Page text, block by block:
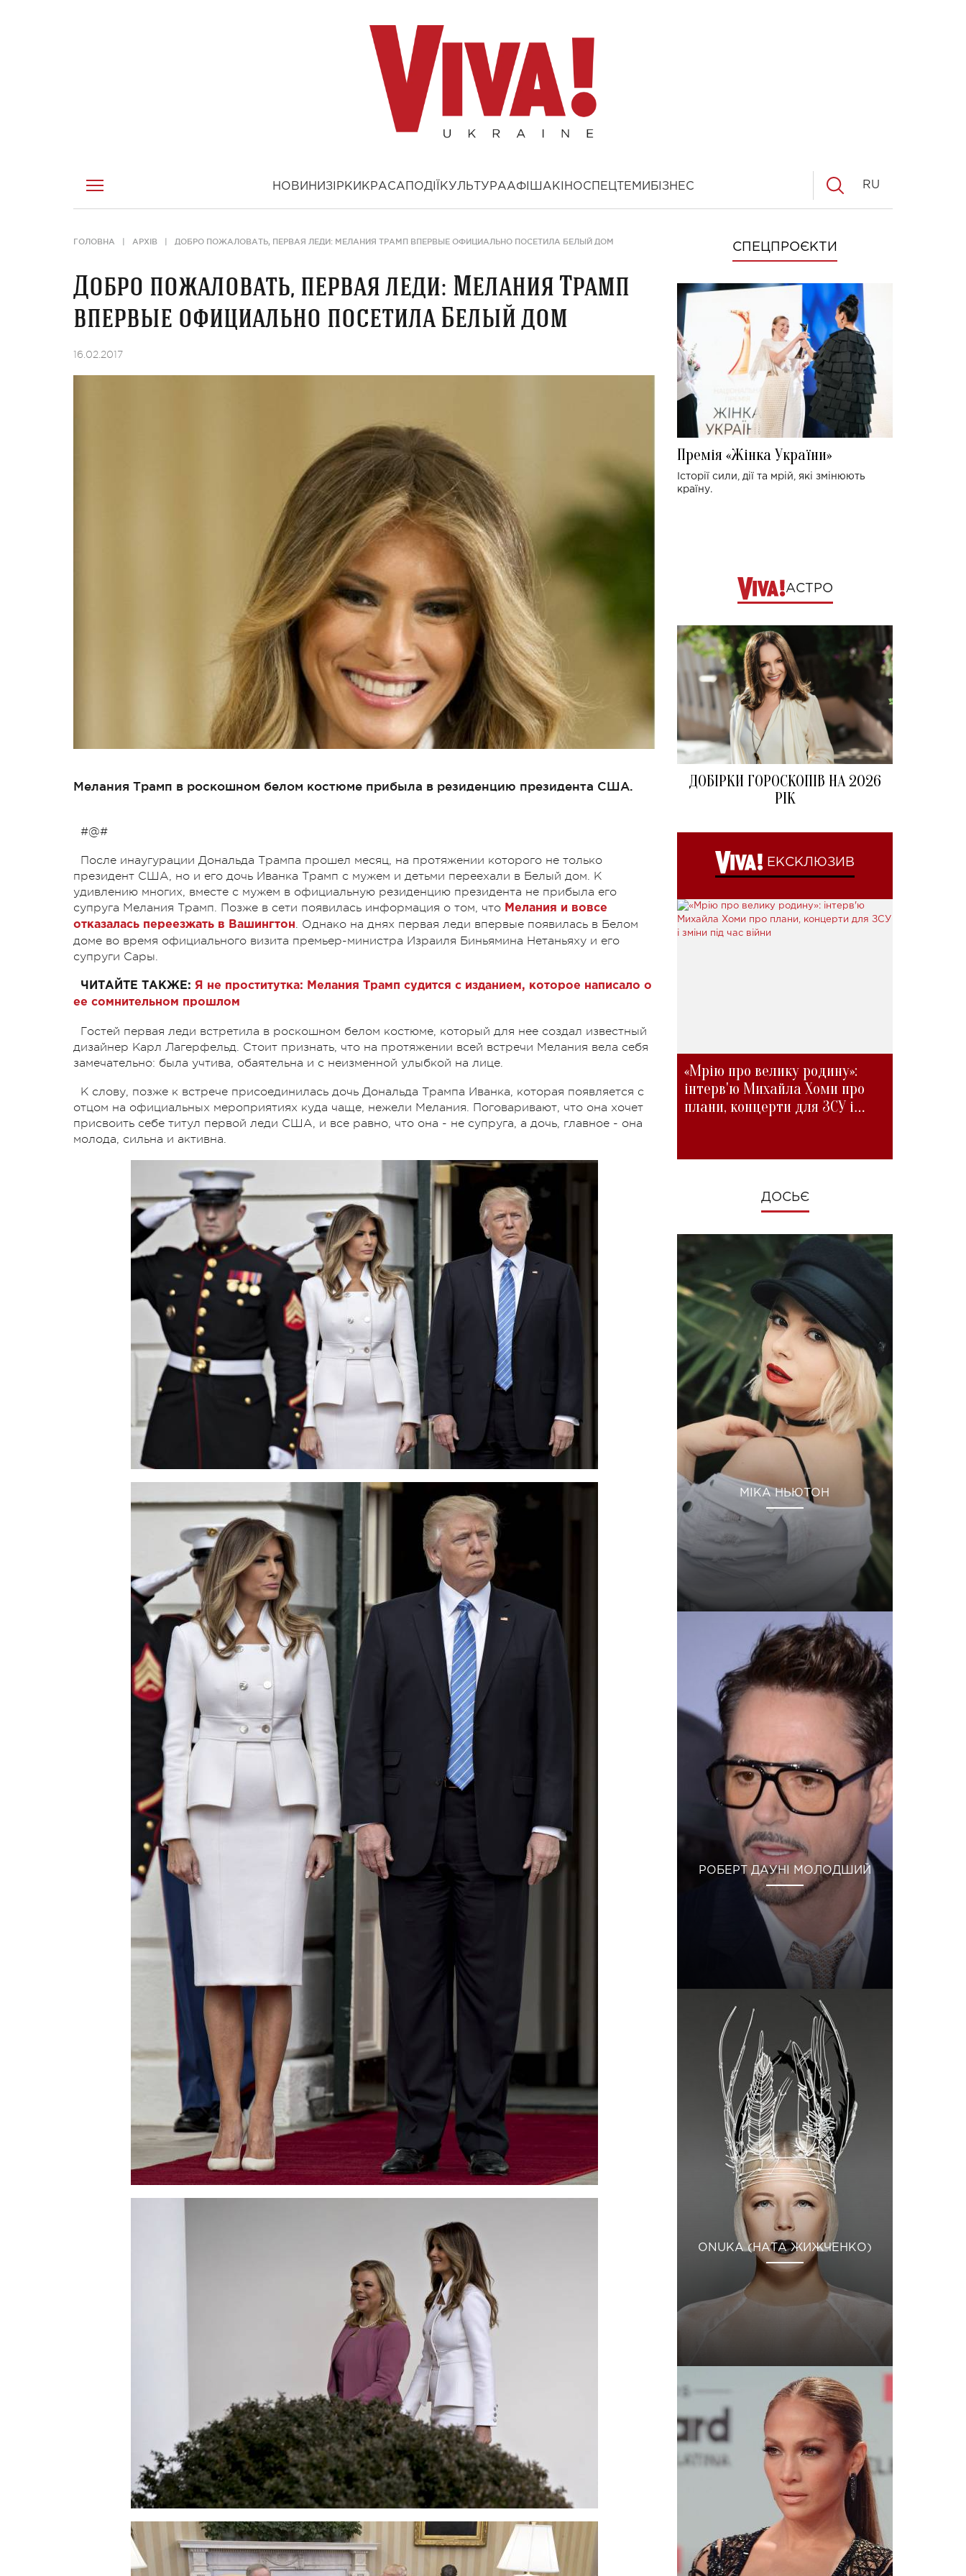
НОВИНИ ЗІРКИ КРАСА ПОДІЇ КУЛЬТУРААФІША КІНОСПЕЦТЕМИ БІЗНЕС RU
ГОЛОВНА АРХІВ ДОБРО ПОЖАЛОВАТЬ, ПЕРВАЯ ЛЕДИ: МЕЛАНИЯ ТРАМП ВПЕРВЫЕ ОФИЦИАЛЬНО ПОСЕТИЛА БЕЛЫЙ ДОМ
Добро пожаловать, первая леди: Мелания Трамп
впервые официально посетила Белый дом
16.02.2017
Мелания Трамп в роскошном белом костюме прибыла в резиденцию президента США.
#@#
После инаугурации Дональда Трампа прошел месяц, на протяжении которого не только
президент США, но и его дочь Иванка Трамп с мужем и детьми переехали в Белый дом. К
удивлению многих, вместе с мужем в официальную резиденцию президента не прибыла его
супруга Мелания Трамп. Позже в сети появилась информация о том, что Мелания и вовсе
отказалась переезжать в Вашингтон. Однако на днях первая леди впервые появилась в Белом
доме во время официального визита премьер-министра Израиля Биньямина Нетаньяху и его
супруги Сары.
ЧИТАЙТЕ ТАКЖЕ: Я не проститутка: Мелания Трамп судится с изданием, которое написало о
ее сомнительном прошлом
Гостей первая леди встретила в роскошном белом костюме, который для нее создал известный
дизайнер Карл Лагерфельд. Стоит признать, что на протяжении всей встречи Мелания вела себя
замечательно: была учтива, обаятельна и с неизменной улыбкой на лице.
К слову, позже к встрече присоединилась дочь Дональда Трампа Иванка, которая появляется с
отцом на официальных мероприятиях куда чаще, нежели Мелания. Поговаривают, что она хочет
присвоить себе титул первой леди США, и все равно, что она - не супруга, а дочь, главное - она
молода, сильна и активна.
СПЕЦПРОЄКТИ
Премія «Жінка України»
Історії сили, дії та мрій, які змінюють
країну.
АСТРО
ДОБІРКИ ГОРОСКОПІВ НА 2026
РІК
ЕКСКЛЮЗИВ
«Мрію про велику родину»:
інтерв'ю Михайла Хоми про
плани, концерти для ЗСУ і
ДОСЬЄ
МІКА НЬЮТОН
РОБЕРТ ДАУНІ МОЛОДШИЙ
ONUKA (НАТА ЖИЖЧЕНКО)